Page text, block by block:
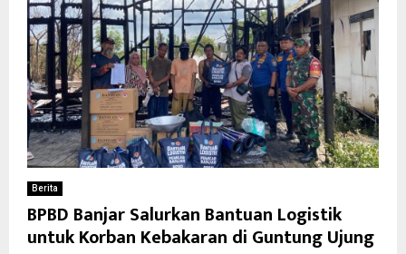
Berita
BPBD Banjar Salurkan Bantuan Logistik
untuk Korban Kebakaran di Guntung Ujung